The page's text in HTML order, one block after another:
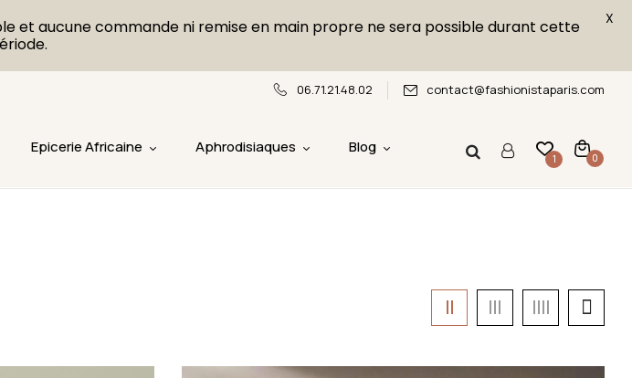
06.71.21.48.02 contact@fashionistaparis.com
Epicerie Africaine Aphrodisiaques Blog
1 0
et aucune commande ni remise en main propre ne sera possible durant cette
X